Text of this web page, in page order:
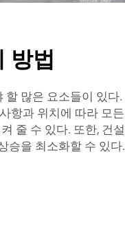
방법
할 많은 요소들이 있다.
항과 위치에 따라 모든
줄 수 있다. 또한, 건설
승을 최소화할 수 있다.